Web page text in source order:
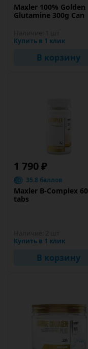
Maxler 100% Golden
Glutamine 300g Can
Купить в 1 клик
В корзину
1 790 ₽
35.8 баллов
Maxler B-Complex 60
tabs
Купить в 1 клик
В корзину